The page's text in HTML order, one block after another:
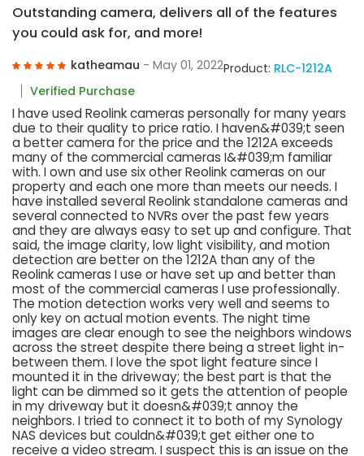
Outstanding camera, delivers all of the features
you could ask for, and more!
katheamau - May 01, 2022Product: RLC-1212A
Verified Purchase
I have used Reolink cameras personally for many years
due to their quality to price ratio. I haven&#039;t seen
a better camera for the price and the 1212A exceeds
many of the commercial cameras I&#039;m familiar
with. I own and use six other Reolink cameras on our
property and each one more than meets our needs. I
have installed several Reolink standalone cameras and
several connected to NVRs over the past few years
and they are always easy to set up and configure. That
said, the image clarity, low light visibility, and motion
detection are better on the 1212A than any of the
Reolink cameras I use or have set up and better than
most of the commercial cameras I use professionally.
The motion detection works very well and seems to
only key on actual motion events. The night time
images are clear enough to see the neighbors windows
across the street despite there being a street light in-
between them. I love the spot light feature since I
mounted it in the driveway; the best part is that the
light can be dimmed so it gets the attention of people
in my driveway but it doesn&#039;t annoy the
neighbors. I tried to connect it to both of my Synology
NAS devices but couldn&#039;t get either one to
receive a video stream. I suspect this is an issue on the